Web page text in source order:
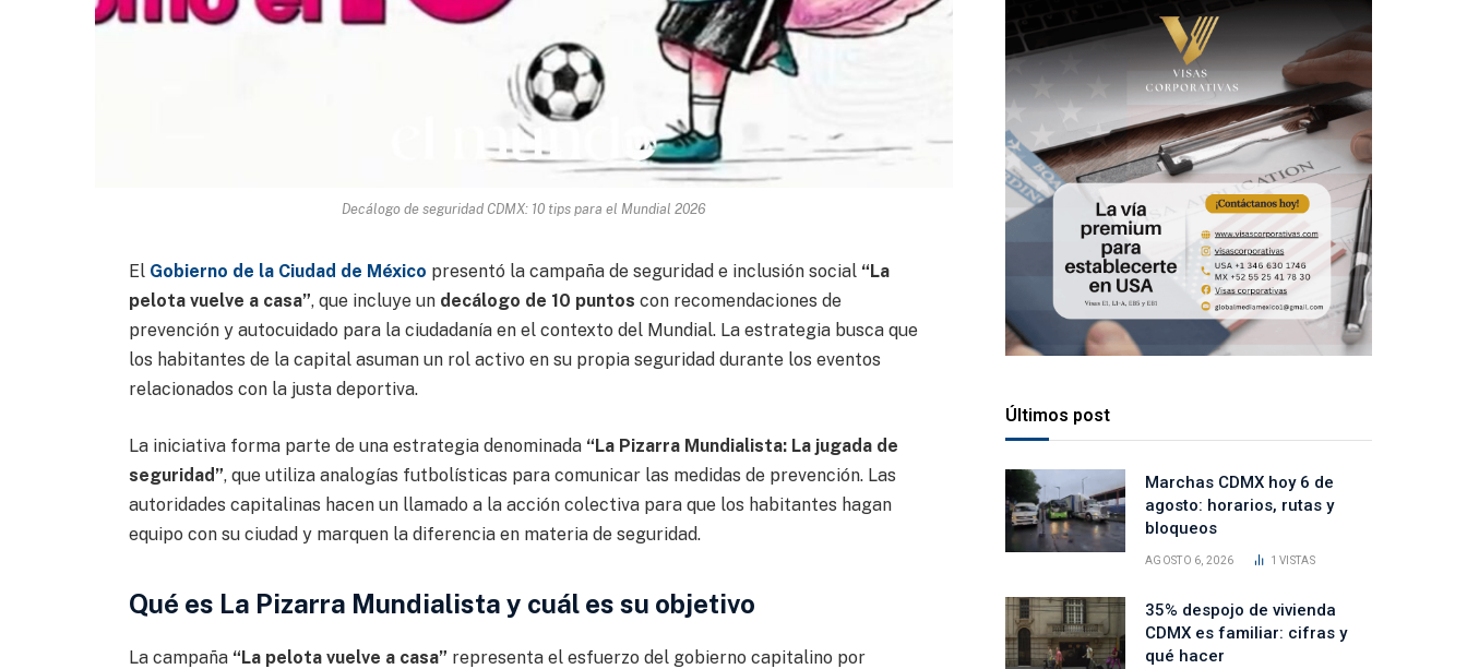
Decálogo de seguridad CDMX: 10 tips para el Mundial 2026
El Gobierno de la Ciudad de México presentó la campaña de seguridad e inclusión social “La
pelota vuelve a casa”, que incluye un decálogo de 10 puntos con recomendaciones de
prevención y autocuidado para la ciudadanía en el contexto del Mundial. La estrategia busca que
los habitantes de la capital asuman un rol activo en su propia seguridad durante los eventos
relacionados con la justa deportiva.
La iniciativa forma parte de una estrategia denominada “La Pizarra Mundialista: La jugada de
seguridad”, que utiliza analogías futbolísticas para comunicar las medidas de prevención. Las
autoridades capitalinas hacen un llamado a la acción colectiva para que los habitantes hagan
equipo con su ciudad y marquen la diferencia en materia de seguridad.
Qué es La Pizarra Mundialista y cuál es su objetivo
La campaña “La pelota vuelve a casa” representa el esfuerzo del gobierno capitalino por
Últimos post
Marchas CDMX hoy 6 de
agosto: horarios, rutas y
bloqueos
AGOSTO 6, 2026 1VISTAS
35% despojo de vivienda
CDMX es familiar: cifras y
qué hacer